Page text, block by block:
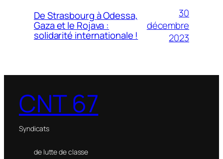
De Strasbourg à Odessa,
Gaza et le Rojava :
solidarité internationale !
30
décembre
2023
CNT 67
Syndicats
de lutte de classe